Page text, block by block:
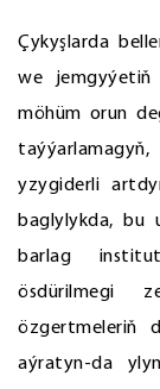
Çykyşlarda
we jemgyýetiň
möhüm orun
yzygiderli
baglylykda, bu
barlag
ösdürilmegi
özgertmeleriň
aýratyn-da